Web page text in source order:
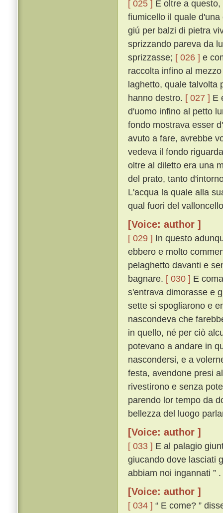
[ 025 ] E oltre a
fiumicello il quale
giú per balzi di pietra
sprizzando pareva da
sprizzasse; [ 026 ] e
raccolta infino al
laghetto, quale talvolta
hanno destro. [ 027 ] E
d'uomo infino al petto
fondo mostrava esser
avuto a fare, avrebbe
vedeva il fondo
oltre al diletto era una
del prato, tanto
L'acqua la quale alla
qual fuori del
[Voice: author ]
[ 029 ] In questo
ebbero e molto
pelaghetto davanti e
bagnare. [ 030 ] E
s'entrava dimorasse e
sette si spogliarono e
nascondeva che
in quello, né per ciò
potevano a andare in
nascondersi, e a
festa, avendone presi
rivestirono e senza
parendo lor tempo da
bellezza del luogo
[Voice: author ]
[ 033 ] E al palagio
giucando dove lasciati
abbiam noi ingannati ” .
[Voice: author ]
[ 034 ] “ E come? ”